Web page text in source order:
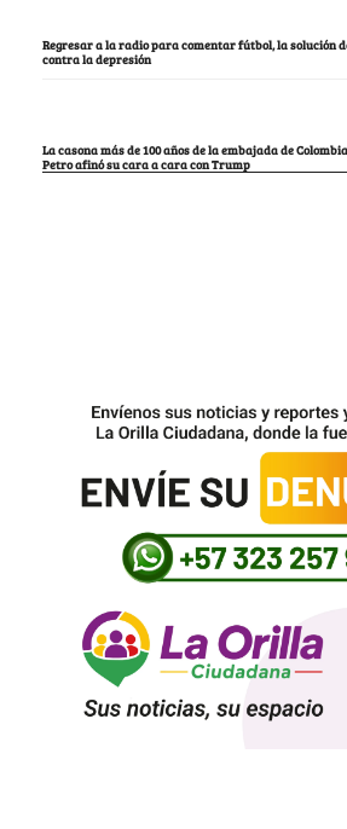
Regresar a la radio para comentar fútbol, la solución
contra la depresión
La casona más de 100 años de la embajada de
Petro afinó su cara a cara con Trump